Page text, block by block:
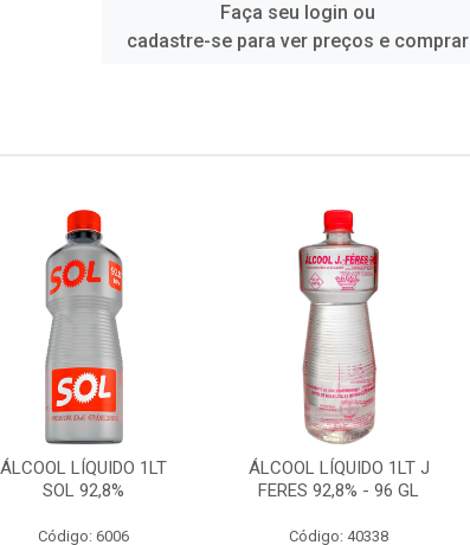
Faça seu login ou
cadastre-se para ver preços e comprar
ÁLCOOL LÍQUIDO 1LT
SOL 92,8%
Código: 6006
ÁLCOOL LÍQUIDO 1LT J
FERES 92,8% - 96 GL
Código: 40338